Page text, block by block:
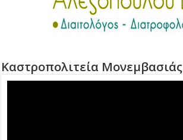
Καστροπολιτεία Μονεμβασιάς